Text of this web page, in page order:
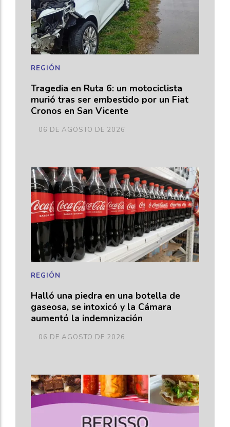
Tragedia en Ruta 6: un motociclista
murió tras ser embestido por un Fiat
Cronos en San Vicente
REGIÓN
06 DE AGOSTO DE 2026
Halló una piedra en una botella de
gaseosa, se intoxicó y la Cámara
aumentó la indemnización
REGIÓN
06 DE AGOSTO DE 2026